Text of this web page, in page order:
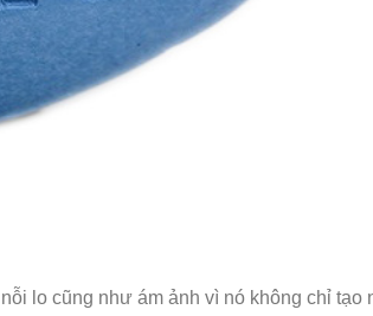
lo cũng như ám ảnh vì nó không chỉ tạo